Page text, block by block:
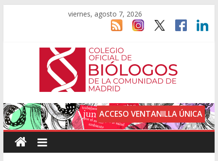
viernes, agosto 7, 2026
ACCESO VENTANILLA ÚNICA